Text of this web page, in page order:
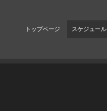
トップページ スケジュール